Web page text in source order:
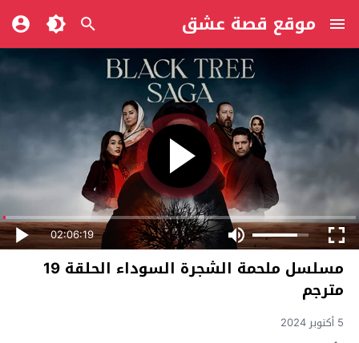
موقع قصة عشق
02:06:19
مسلسل ملحمة الشجرة السوداء الحلقة 19
مترجم
5 أكتوبر 2024